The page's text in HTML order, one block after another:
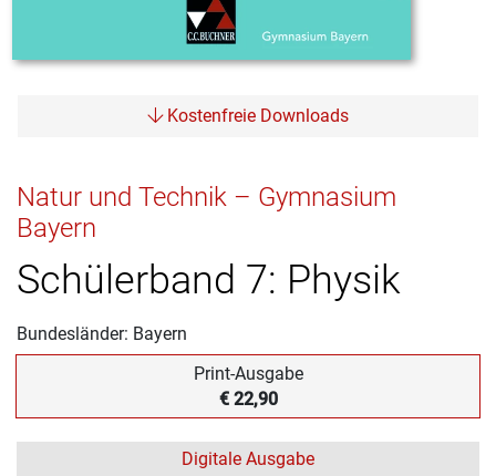
Kostenfreie Downloads
Natur und Technik – Gymnasium
Bayern
Schülerband 7: Physik
Bundesländer: Bayern
Print-Ausgabe
€ 22,90
Digitale Ausgabe